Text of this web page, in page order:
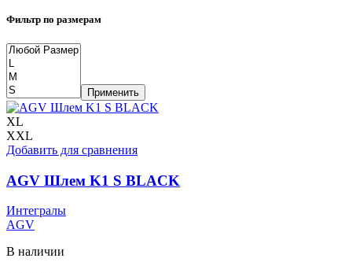
Фильтр по размерам
Применить
XL
XXL
Добавить для сравнения
AGV Шлем K1 S BLACK
Интегралы
AGV
В наличии